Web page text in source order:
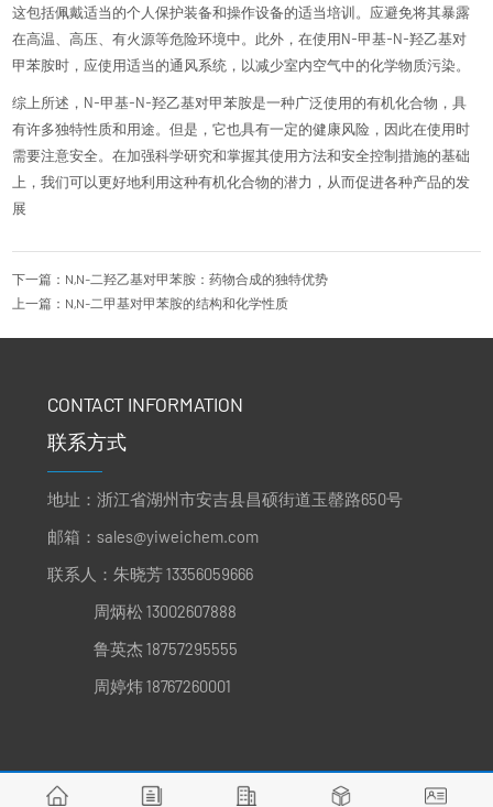
这包括佩戴适当的个人保护装备和操作设备的适当培训。应避免将其暴露
在高温、高压、有火源等危险环境中。此外，在使用N-甲基-N-羟乙基对
甲苯胺时，应使用适当的通风系统，以减少室内空气中的化学物质污染。
综上所述，N-甲基-N-羟乙基对甲苯胺是一种广泛使用的有机化合物，具
有许多独特性质和用途。但是，它也具有一定的健康风险，因此在使用时
需要注意安全。在加强科学研究和掌握其使用方法和安全控制措施的基础
上，我们可以更好地利用这种有机化合物的潜力，从而促进各种产品的发
展
下一篇：N,N-二羟乙基对甲苯胺：药物合成的独特优势
上一篇：N,N-二甲基对甲苯胺的结构和化学性质
CONTACT INFORMATION
联系方式
地址：浙江省湖州市安吉县昌硕街道玉罄路650号
邮箱： sales@yiweichem.com
联系人：朱晓芳 13356059666
周炳松 13002607888
鲁英杰 18757295555
周婷炜 18767260001